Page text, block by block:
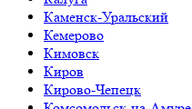
Каменск-Уральский
Кемерово
Кимовск
Киров
Кирово-Чепецк